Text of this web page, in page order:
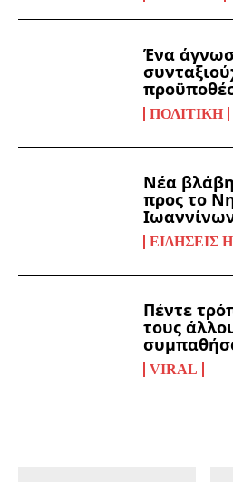
Ένα
ΠΟΛΙΤΙΚΉ
Νέα
προς το
ΕΙΔΉΣΕΙΣ
Πέντε
τους
VIRAL